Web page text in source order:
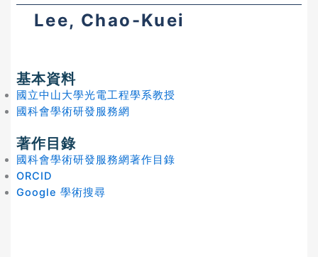
Lee, Chao-Kuei
基本資料
國立中山大學光電工程學系教授
國科會學術研發服務網
著作目錄
國科會學術研發服務網著作目錄
ORCID
Google 學術搜尋